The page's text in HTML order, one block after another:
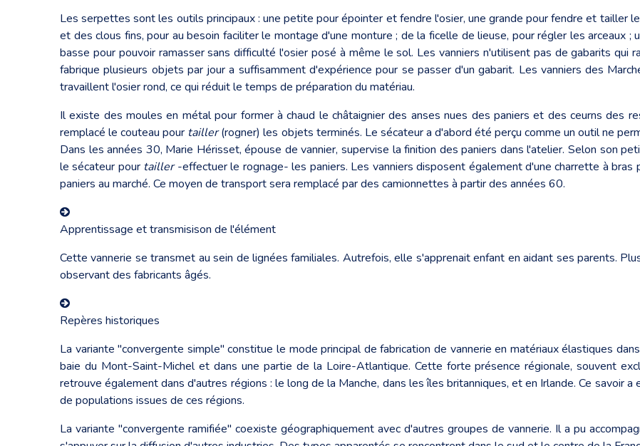
Les serpettes sont les outils principaux : une petite pour épointer et fendre l'osier, une grande pour fendre et tailler
et des clous fins, pour au besoin faciliter le montage d'une monture ; de la ficelle de lieuse, pour régler les arceaux ;
basse pour pouvoir ramasser sans difficulté l'osier posé à même le sol. Les vanniers n'utilisent pas de gabarits qui
fabrique plusieurs objets par jour a suffisamment d'expérience pour se passer d'un gabarit. Les vanniers des
travaillent l'osier rond, ce qui réduit le temps de préparation du matériau.
Il existe des moules en métal pour former à chaud le châtaignier des anses nues des paniers et des ceurns des
remplacé le couteau pour tailler(rogner) les objets terminés. Le sécateur a d'abord été perçu comme un outil ne
Dans les années 30, Marie Hérisset, épouse de vannier, supervise la finition des paniers dans l'atelier. Selon son
le sécateur pour tailler-effectuer le rognage- les paniers. Les vanniers disposent également d'une charrette à bras
paniers au marché. Ce moyen de transport sera remplacé par des camionnettes à partir des années 60.
Apprentissage et transmisison de l'élément
Cette vannerie se transmet au sein de lignées familiales. Autrefois, elle s'apprenait enfant en aidant ses parents.
observant des fabricants âgés.
Repères historiques
La variante "convergente simple" constitue le mode principal de fabrication de vannerie en matériaux élastiques
baie du Mont-Saint-Michel et dans une partie de la Loire-Atlantique. Cette forte présence régionale, souvent
retrouve également dans d'autres régions : le long de la Manche, dans les îles britanniques, et en Irlande. Ce savoir
de populations issues de ces régions.
La variante "convergente ramifiée" coexiste géographiquement avec d'autres groupes de vannerie. Il a pu